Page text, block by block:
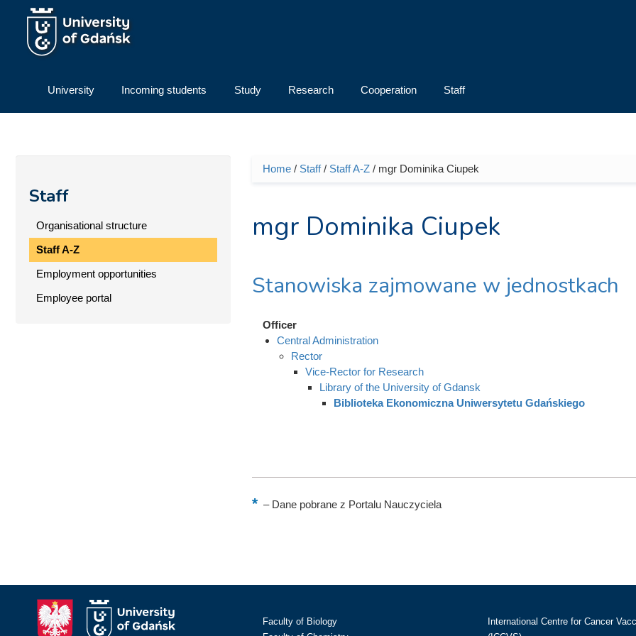
Skip to main content
University Incoming students Study Research Cooperation Staff
Staff
Organisational structure
Staff A-Z
Employment opportunities
Employee portal
You are here
Home/ Staff/ Staff A-Z/ mgr Dominika Ciupek
mgr Dominika Ciupek
Stanowiska zajmowane w jednostkach
Officer
Central Administration
Rector
Vice-Rector for Research
Library of the University of Gdansk
Biblioteka Ekonomiczna Uniwersytetu Gdańskiego
–Dane pobrane z Portalu Nauczyciela
Faculty of Biology
International Centre for Cancer